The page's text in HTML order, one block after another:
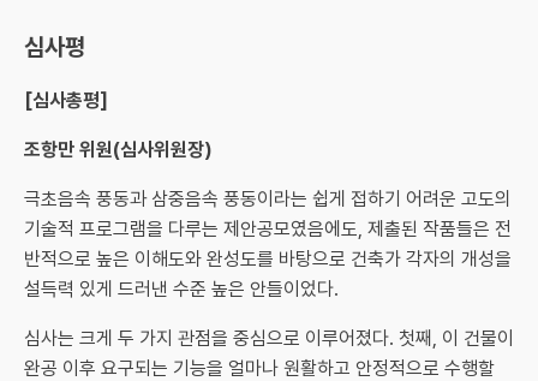
심사평
[심사총평]
조항만 위원(심사위원장)
극초음속 풍동과 삼중음속 풍동이라는 쉽게 접하기 어려운 고도의
기술적 프로그램을 다루는 제안공모였음에도, 제출된 작품들은 전
반적으로 높은 이해도와 완성도를 바탕으로 건축가 각자의 개성을
설득력 있게 드러낸 수준 높은 안들이었다.
심사는 크게 두 가지 관점을 중심으로 이루어졌다. 첫째, 이 건물이
완공 이후 요구되는 기능을 얼마나 원활하고 안정적으로 수행할